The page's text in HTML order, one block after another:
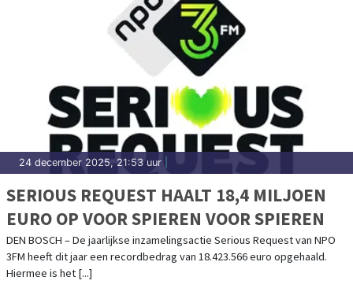
24 december 2025, 21:53 uur
SERIOUS REQUEST HAALT 18,4 MILJOEN
EURO OP VOOR SPIEREN VOOR SPIEREN
DEN BOSCH – De jaarlijkse inzamelingsactie Serious Request van NPO
3FM heeft dit jaar een recordbedrag van 18.423.566 euro opgehaald.
Hiermee is het [...]